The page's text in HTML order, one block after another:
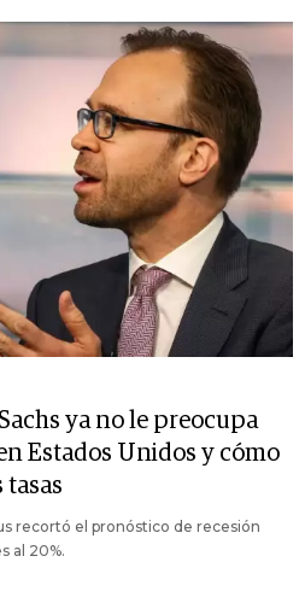
ya no le preocupa
Estados Unidos y cómo
tasas
recortó el pronóstico de recesión
al 20%.